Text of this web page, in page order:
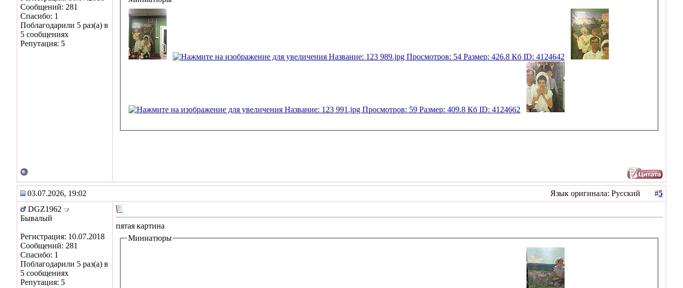
Сообщений: 281
Спасибо: 1
Поблагодарили 5 раз(а) в
5 сообщениях
Репутация: 5
03.07.2026, 19:02 Язык оригинала: Русский #5
DGZ1962
Бывалый
Регистрация: 10.07.2018
Сообщений: 281
Спасибо: 1
Поблагодарили 5 раз(а) в
5 сообщениях
Репутация: 5
пятая картина
Миниатюры